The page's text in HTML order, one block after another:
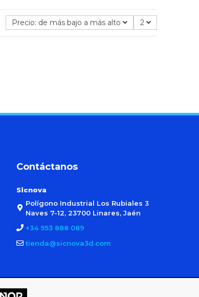
Precio: de más bajo a más alto 2
Contáctanos
Sicnova
Polígono Industrial Los Rubiales 3
Naves 7-12, 23700 Linares, Jaén
+34 953 888 089
tienda@sicnova3d.com